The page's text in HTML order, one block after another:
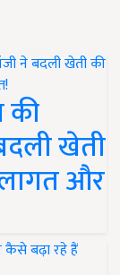
की
खेती
और